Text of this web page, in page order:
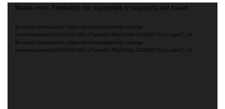
Videospeler
Media error: Format(s) not supported or source(s) not found
Bestand downloaden: https://bentvoetbalshirts.com/wp-
content/uploads/2026/04/183c17abed2e40a19a9e1120f3472c1a.mp4?_=1
Bestand downloaden: https://bentvoetbalshirts.com/wp-
content/uploads/2026/04/183c17abed2e40a19a9e1120f3472c1a.mp4?_=1